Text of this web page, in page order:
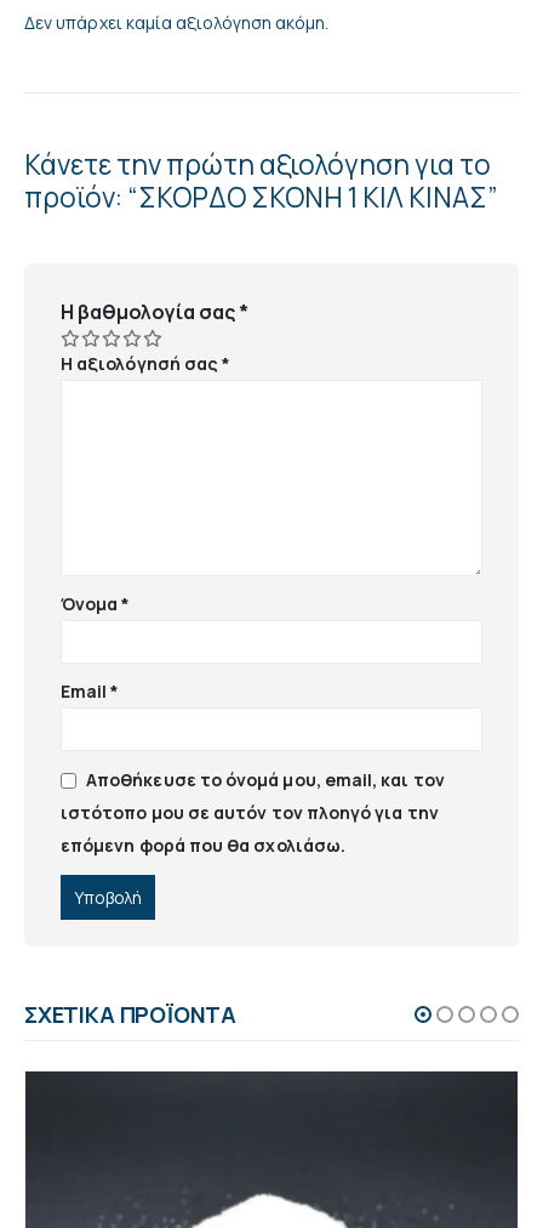
Δεν υπάρχει καμία αξιολόγηση ακόμη.
Κάνετε την πρώτη αξιολόγηση για το
προϊόν: “ΣΚΟΡΔΟ ΣΚΟΝΗ 1 ΚΙΛ ΚΙΝΑΣ”
Η βαθμολογία σας*
Η αξιολόγησή σας*
Όνομα*
Email*
Αποθήκευσε το όνομά μου, email, και τον
ιστότοπο μου σε αυτόν τον πλοηγό για την
επόμενη φορά που θα σχολιάσω.
ΣΧΕΤΙΚΆ ΠΡΟΪΌΝΤΑ